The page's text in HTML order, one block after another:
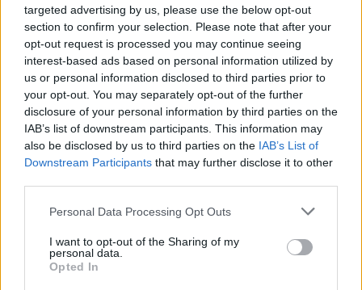
targeted advertising by us, please use the below opt-out
section to confirm your selection. Please note that after your
opt-out request is processed you may continue seeing
interest-based ads based on personal information utilized by
us or personal information disclosed to third parties prior to
your opt-out. You may separately opt-out of the further
disclosure of your personal information by third parties on the
IAB’s list of downstream participants. This information may
also be disclosed by us to third parties on the IAB’s List of
Downstream Participants that may further disclose it to other
Personal Data Processing Opt Outs
I want to opt-out of the Sharing of my
personal data.
Opted In